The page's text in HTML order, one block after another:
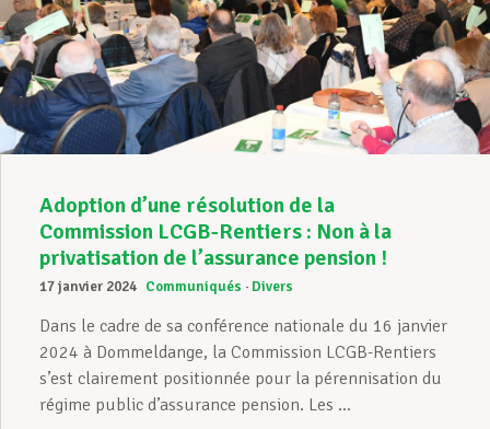
Adoption d’une résolution de la
Commission LCGB-Rentiers : Non à la
privatisation de l’assurance pension !
17 janvier 2024 Communiqués Divers
Dans le cadre de sa conférence nationale du 16 janvier
2024 à Dommeldange, la Commission LCGB-Rentiers
s’est clairement positionnée pour la pérennisation du
régime public d’assurance pension. Les ...